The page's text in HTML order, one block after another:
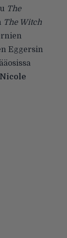
The
The Witch
Eggersin